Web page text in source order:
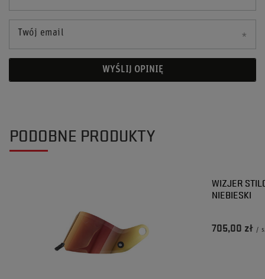
Twój email
WYŚLIJ OPINIĘ
PODOBNE PRODUKTY
WIZJER
NIEBIESKI
705,00 zł /